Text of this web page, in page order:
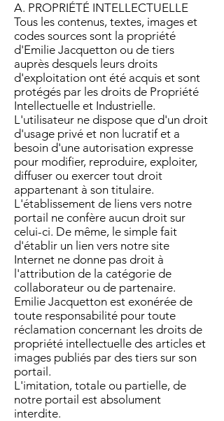
A. PROPRIÉTÉ INTELLECTUELLE
Tous les contenus, textes, images et
codes sources sont la propriété
d'Emilie Jacquetton ou de tiers
auprès desquels leurs droits
d'exploitation ont été acquis et sont
protégés par les droits de Propriété
Intellectuelle et Industrielle.
L'utilisateur ne dispose que d'un droit
d'usage privé et non lucratif et a
besoin d'une autorisation expresse
pour modifier, reproduire, exploiter,
diffuser ou exercer tout droit
appartenant à son titulaire.
L'établissement de liens vers notre
portail ne confère aucun droit sur
celui-ci. De même, le simple fait
d'établir un lien vers notre site
Internet ne donne pas droit à
l'attribution de la catégorie de
collaborateur ou de partenaire.
Emilie Jacquetton est exonérée de
toute responsabilité pour toute
réclamation concernant les droits de
propriété intellectuelle des articles et
images publiés par des tiers sur son
portail.
L'imitation, totale ou partielle, de
notre portail est absolument
interdite.